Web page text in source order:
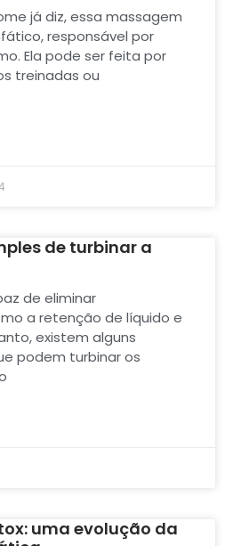
já diz, essa massagem
responsável por
Ela pode ser feita por
treinadas ou
de turbinar a
de eliminar
a retenção de líquido e
existem alguns
podem turbinar os
uma evolução da